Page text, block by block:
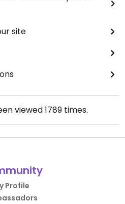
site
viewed1789times.
Profile